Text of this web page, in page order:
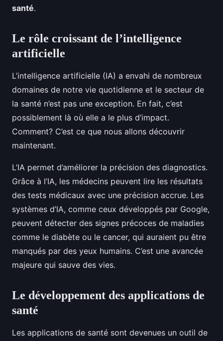
santé.
Le rôle croissant de l’intelligence
artificielle
L’intelligence artificielle (IA) a envahi de nombreux
domaines de notre vie quotidienne et le secteur de
la santé n’est pas une exception. En fait, c’est
possiblement là où elle a le plus d’impact.
Comment? C’est ce que nous allons découvrir
maintenant.
L’IA permet d’améliorer la précision des diagnostics.
Grâce à l’IA, les médecins peuvent lire les résultats
des tests médicaux avec une précision accrue. Les
systèmes d’IA, comme ceux développés par Google,
peuvent détecter des signes précoces de maladies
comme le diabète ou le cancer, qui auraient pu être
manqués par des yeux humains. C’est une avancée
majeure qui sauve des vies.
Le développement des applications de
santé
Les applications de santé sont devenues un outil de